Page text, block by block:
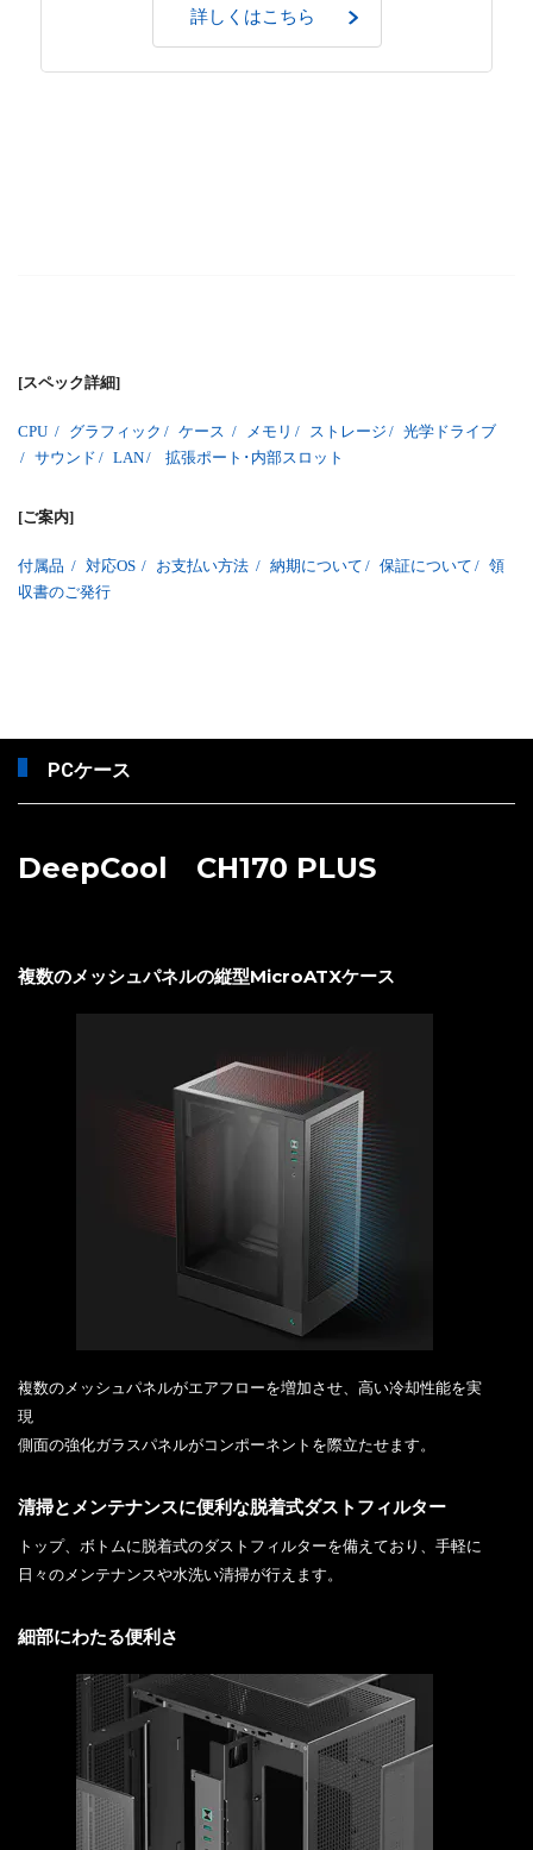
詳しくはこちら
[スペック詳細]
CPU / グラフィック / ケース / メモリ / ストレージ / 光学ドライブ
/ サウンド / LAN/ 拡張ポート･内部スロット
[ご案内]
付属品 / 対応OS / お支払い方法 / 納期について / 保証について / 領
収書のご発行
PCケース
DeepCool CH170 PLUS
複数のメッシュパネルの縦型MicroATXケース
複数のメッシュパネルがエアフローを増加させ、高い冷却性能を実
現
側面の強化ガラスパネルがコンポーネントを際立たせます。
清掃とメンテナンスに便利な脱着式ダストフィルター
トップ、ボトムに脱着式のダストフィルターを備えており、手軽に
日々のメンテナンスや水洗い清掃が行えます。
細部にわたる便利さ